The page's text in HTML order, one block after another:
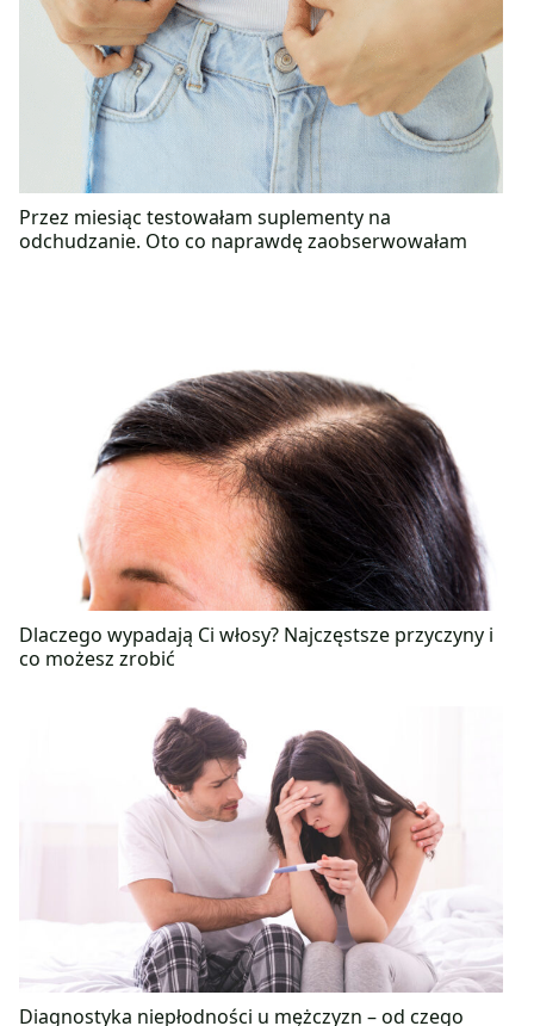
Przez miesiąc testowałam suplementy na
odchudzanie. Oto co naprawdę zaobserwowałam
Dlaczego wypadają Ci włosy? Najczęstsze przyczyny i
co możesz zrobić
Diagnostyka niepłodności u mężczyzn – od czego